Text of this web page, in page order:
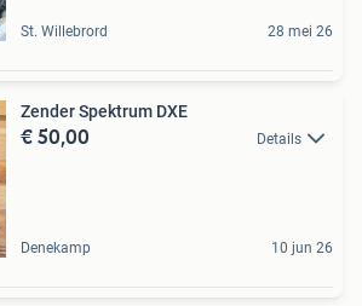
St. Willebrord 28 mei 26
Zender Spektrum DXE
€ 50,00 Details
Denekamp 10 jun 26